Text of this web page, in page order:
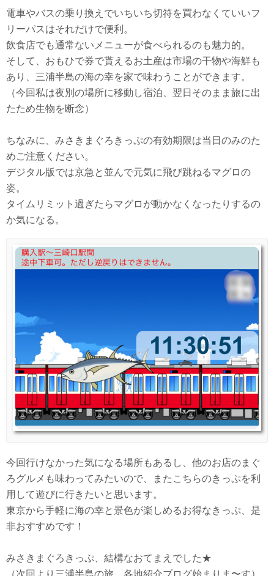
電車やバスの乗り換えでいちいち切符を買わなくていいフ
リーパスはそれだけで便利。
飲食店でも通常ないメニューが食べられるのも魅力的。
そして、おもひで券で貰えるお土産は市場の干物や海鮮も
あり、三浦半島の海の幸を家で味わうことができます。
（今回私は夜別の場所に移動し宿泊、翌日そのまま旅に出
たため生物を断念）
ちなみに、みさきまぐろきっぷの有効期限は当日のみのた
めご注意ください。
デジタル版では京急と並んで元気に飛び跳ねるマグロの
姿。
タイムリミット過ぎたらマグロが動かなくなったりするの
か気になる。
今回行けなかった気になる場所もあるし、他のお店のまぐ
ろグルメも味わってみたいので、またこちらのきっぷを利
用して遊びに行きたいと思います。
東京から手軽に海の幸と景色が楽しめるお得なきっぷ、是
非おすすめです！
みさきまぐろきっぷ、結構なおてまえでした★
（次回より三浦半島の旅、各地紹介ブログ始まりま〜す）